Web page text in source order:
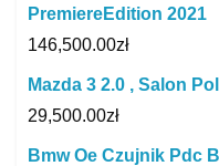
PremiereEdition 2021
146,500.00zł
Mazda 3 2.0 , Salon
29,500.00zł
Bmw Oe Czujnik Pdc